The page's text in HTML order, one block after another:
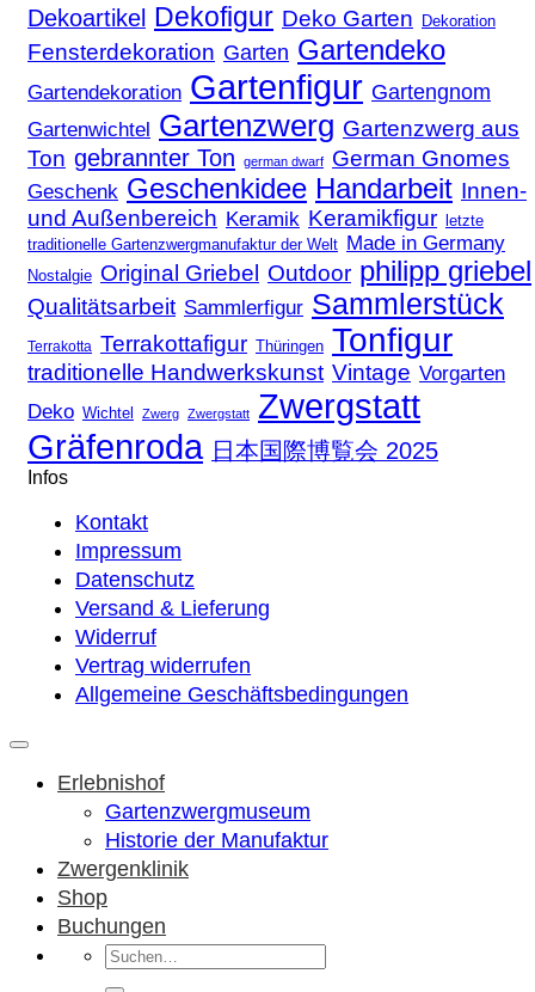
Dekoartikel Dekofigur Deko Garten Dekoration
Fensterdekoration Garten Gartendeko
Gartendekoration Gartenfigur Gartengnom
Gartenwichtel Gartenzwerg Gartenzwerg aus
Ton gebrannter Ton german dwarf German Gnomes
Geschenk Geschenkidee Handarbeit Innen-
und Außenbereich Keramik Keramikfigur
letzte
traditionelle Gartenzwergmanufaktur der Welt Made in Germany
Nostalgie Original Griebel Outdoor philipp griebel
Qualitätsarbeit Sammlerfigur Sammlerstück
Terrakotta Terrakottafigur Thüringen Tonfigur
traditionelle Handwerkskunst Vintage Vorgarten
Deko Wichtel Zwerg Zwergstatt
Zwergstatt
Gräfenroda 日本国際博覧会 2025
Infos
Kontakt
Impressum
Datenschutz
Versand & Lieferung
Widerruf
Vertrag widerrufen
Allgemeine Geschäftsbedingungen
Erlebnishof
Gartenzwergmuseum
Historie der Manufaktur
Zwergenklinik
Shop
Buchungen
Suchen
nach: